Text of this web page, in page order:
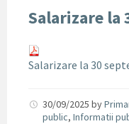
Salarizare la
Salarizare la 30
30/09/2025 by
public, Informatii